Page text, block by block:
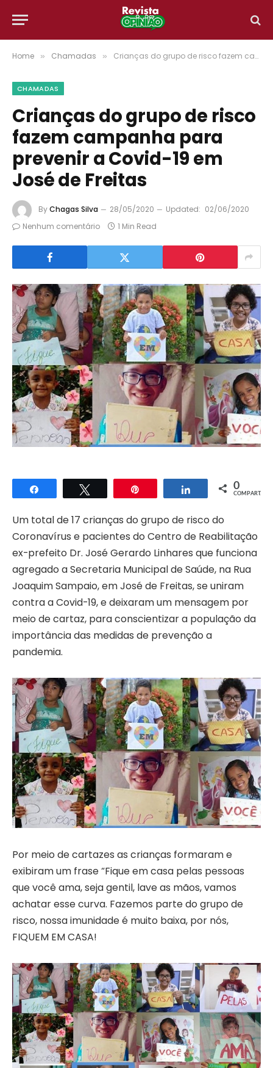
Home » Chamadas » Crianças do grupo de risco fazem campanha para prevenir a Covid-19 em José de Freitas
CHAMADAS
Crianças do grupo de risco
fazem campanha para
prevenir a Covid-19 em
José de Freitas
ByChagas Silva 28/05/2020 Updated: 02/06/2020
Nenhum comentário
1 Min Read
Compartilhar Compartilhar
0
COMPART.
Um total de 17 crianças do grupo de risco do
Coronavírus e pacientes do Centro de Reabilitação
ex-prefeito Dr. José Gerardo Linhares que funciona
agregado a Secretaria Municipal de Saúde, na Rua
Joaquim Sampaio, em José de Freitas, se uniram
contra a Covid-19, e deixaram um mensagem por
meio de cartaz, para conscientizar a população da
importância das medidas de prevenção a
pandemia.
Por meio de cartazes as crianças formaram e
exibiram um frase “Fique em casa pelas pessoas
que você ama, seja gentil, lave as mãos, vamos
achatar esse curva. Fazemos parte do grupo de
risco, nossa imunidade é muito baixa, por nós,
FIQUEM EM CASA!